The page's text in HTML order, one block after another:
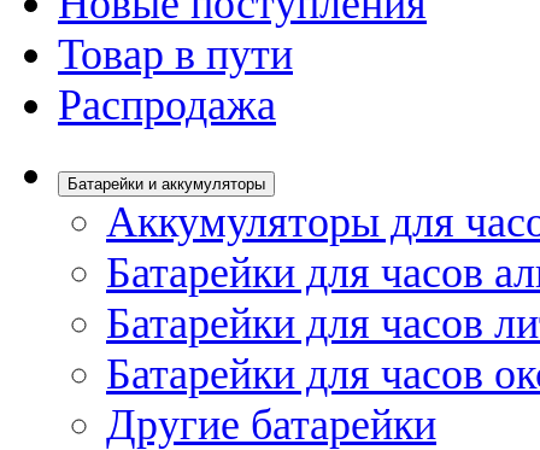
Товар в пути
Распродажа
Батарейки и аккумуляторы
Аккумуляторы для
Батарейки для часов
Батарейки для часов
Батарейки для часов
Другие батарейки